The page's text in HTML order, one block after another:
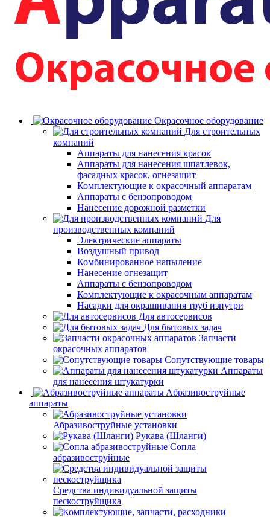
Окрасочное оборудование
Для строительных
компаний
Аппараты для нанесения красок
Аппараты для нанесения шпатлевок,
фасадных красок, огнезащит
Комплектующие к окрасочный аппаратам
Аппараты с бензопроводом
Нанесение дорожной разметки
Для
производственных компаний
Электрические аппараты
Воздушный привод
Комбинированное напыление
Нанесение огнезащит
Аппараты с бензопроводом
Комплектующие к окрасочным аппаратам
Насадки для окрашивания труб изнутри
Для автосервисов
Для бытовых задач
Запчасти
окрасочных аппаратов
Сопутствующие товары
Аппараты
для нанесения штукатурки
Aбразивоструйные
аппараты
Абразивоструйные установки
Рукава (Шланги)
Сопла
абразивоструйные
Средства индивидуальной защиты
пескоструйщика